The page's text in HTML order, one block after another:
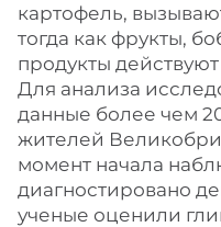
картофель,
тогда как фрукты,
продукты
Для анализа
данные более чем
жителей
момент начала
диагностировано
ученые оценили